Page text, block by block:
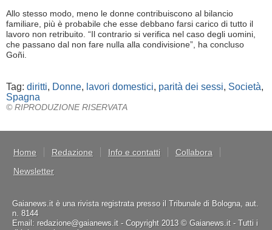
Allo stesso modo, meno le donne contribuiscono al bilancio
familiare, più è probabile che esse debbano farsi carico di tutto il
lavoro non retribuito. “Il contrario si verifica nel caso degli uomini,
che passano dal non fare nulla alla condivisione”, ha concluso
Goñi.
Tag: diritti, Donne, lavori domestici, parità dei sessi, Società,
Spagna
© RIPRODUZIONE RISERVATA
Home Redazione Info e contatti
Collabora
Newsletter
Gaianews.it è una rivista registrata presso il Tribunale di Bologna, aut.
n. 8144
Email: redazione@gaianews.it - Copyright 2013 © Gaianews.it - Tutti i